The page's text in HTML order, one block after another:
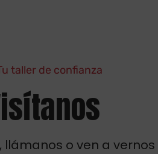
taller de confianza
llámanos o ven a vernos